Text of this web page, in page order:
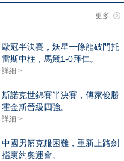
更多
歐冠半決賽，妖星一條龍破門托
雷斯中柱，馬競1-0拜仁。
詳細 >
斯諾克世錦賽半決賽，傅家俊勝
霍金斯晉級四強。
詳細 >
中國男籃克服困難，重新上路劍
指裏約奧運會。